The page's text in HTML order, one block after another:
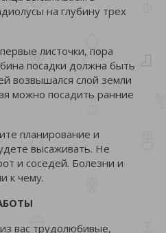
на глубину трех
листочки, пора
посадки должна быть
возвышался слой земли
можно посадить ранние
планирование и
высаживать. Не
и соседей. Болезни и
к чему.
вас трудолюбивые,